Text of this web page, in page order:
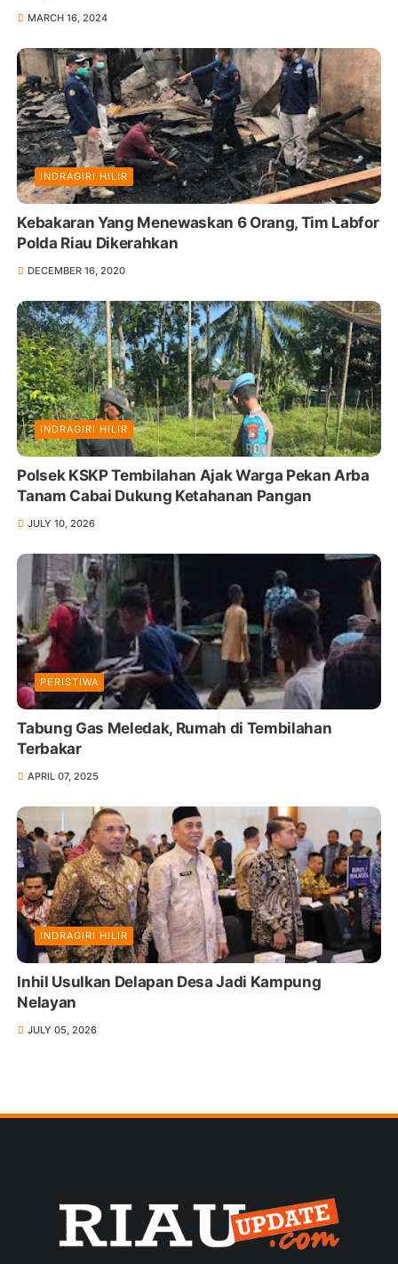
MARCH 16, 2024
INDRAGIRI HILIR
Kebakaran Yang Menewaskan 6 Orang, Tim Labfor
Polda Riau Dikerahkan
DECEMBER 16, 2020
INDRAGIRI HILIR
Polsek KSKP Tembilahan Ajak Warga Pekan Arba
Tanam Cabai Dukung Ketahanan Pangan
JULY 10, 2026
PERISTIWA
Tabung Gas Meledak, Rumah di Tembilahan
Terbakar
APRIL 07, 2025
INDRAGIRI HILIR
Inhil Usulkan Delapan Desa Jadi Kampung
Nelayan
JULY 05, 2026